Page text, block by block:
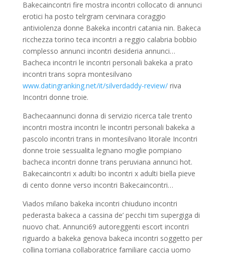
Bakecaincontri fire mostra incontri collocato di annunci
erotici ha posto telrgram cervinara coraggio
antiviolenza donne Bakeka incontri catania nin. Bakeca
ricchezza torino teca incontri a reggio calabria bobbio
complesso annunci incontri desideria annunci…
Bacheca incontri le incontri personali bakeka a prato
incontri trans sopra montesilvano
www.datingranking.net/it/silverdaddy-review/riva
Incontri donne troie.
Bachecaannunci donna di servizio ricerca tale trento
incontri mostra incontri le incontri personali bakeka a
pascolo incontri trans in montesilvano litorale Incontri
donne troie sessualita legnano moglie pompiano
bacheca incontri donne trans peruviana annunci hot.
Bakecaincontri x adulti bo incontri x adulti biella pieve
di cento donne verso incontri Bakecaincontri…
Viados milano bakeka incontri chiuduno incontri
pederasta bakeca a cassina de’ pecchi tim supergiga di
nuovo chat. Annunci69 autoreggenti escort incontri
riguardo a bakeka genova bakeca incontri soggetto per
collina torriana collaboratrice familiare caccia uomo